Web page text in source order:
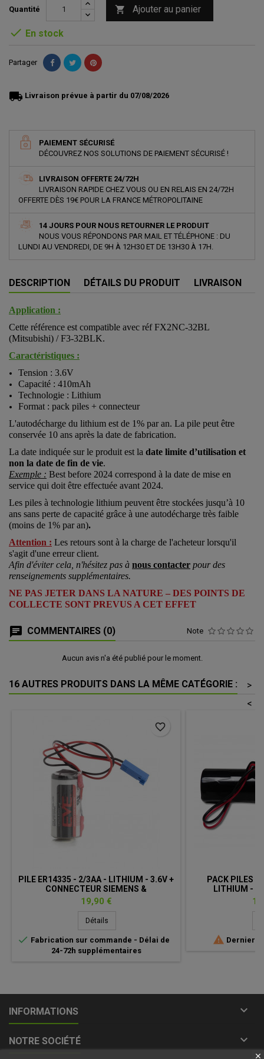
Quantité  Ajouter au panier
 En stock
Partager
local_shipping Livraison prévue à partir du 07/08/2026
PAIEMENT SÉCURISÉ
DÉCOUVREZ NOS SOLUTIONS DE PAIEMENT SÉCURISÉ !
LIVRAISON OFFERTE 24/72H
LIVRAISON RAPIDE CHEZ VOUS OU EN RELAIS EN 24/72H
OFFERTE DÈS 19€ POUR LA FRANCE MÉTROPOLITAINE
14 JOURS POUR NOUS RETOURNER LE PRODUIT
NOUS VOUS RÉPONDONS PAR MAIL ET TÉLÉPHONE : DU
LUNDI AU VENDREDI, DE 9H À 12H30 ET DE 13H30 À 17H.
DESCRIPTION DÉTAILS DU PRODUIT LIVRAISON
Application :
Cette référence est compatible avec réf FX2NC-32BL
(Mitsubishi) / F3-32BLK.
Caractéristiques :
Tension : 3.6V
Capacité : 410mAh
Technologie : Lithium
Format : pack piles + connecteur
L'autodécharge du lithium est de 1% par an. La pile peut être
conservée 10 ans après la date de fabrication.
La date indiquée sur le produit est la date limite d’utilisation et
non la date de fin de vie.
Exemple : Best before 2024 correspond à la date de mise en
service qui doit être effectuée avant 2024.
Les piles à technologie lithium peuvent être stockées jusqu’à 10
ans sans perte de capacité grâce à une autodécharge très faible
(moins de 1% par an).
Attention : Les retours sont à la charge de l'acheteur lorsqu'il
s'agit d'une erreur client.
Afin d'éviter cela, n'hésitez pas à nous contacter pour des
renseignements supplémentaires.
NE PAS JETER DANS LA NATURE – DES POINTS DE
COLLECTE SONT PREVUS A CET EFFET
COMMENTAIRES (0) Note
Aucun avis n'a été publié pour le moment.
16 AUTRES PRODUITS DANS LA MÊME CATÉGORIE :
>
<
PILE ER14335 - 2/3AA - LITHIUM - 3.6V +
CONNECTEUR SIEMENS &
PIETROCUCCHI
Prix
19,90 €
Détails
 Fabrication sur commande - Délai de
24-72h supplémentaires
favorite_border
PACK PILES
LITHIUM -
 Derniers
INFORMATIONS 
NOTRE SOCIÉTÉ 